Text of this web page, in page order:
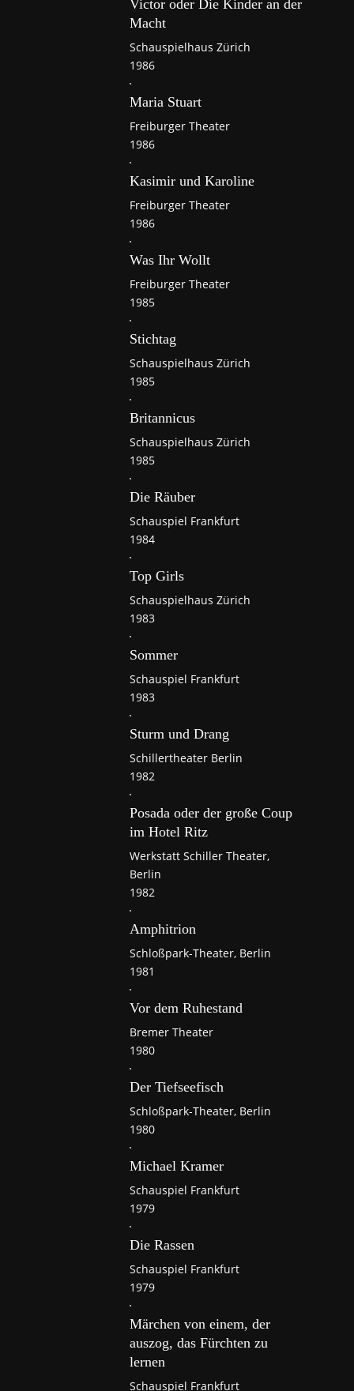
Victor oder Die Kinder an der
Macht
Schauspielhaus Zürich
1986
Maria Stuart
Freiburger Theater
1986
Kasimir und Karoline
Freiburger Theater
1986
Was Ihr Wollt
Freiburger Theater
1985
Stichtag
Schauspielhaus Zürich
1985
Britannicus
Schauspielhaus Zürich
1985
Die Räuber
Schauspiel Frankfurt
1984
Top Girls
Schauspielhaus Zürich
1983
Sommer
Schauspiel Frankfurt
1983
Sturm und Drang
Schillertheater Berlin
1982
Posada oder der große Coup
im Hotel Ritz
Werkstatt Schiller Theater,
Berlin
1982
Amphitrion
Schloßpark-Theater, Berlin
1981
Vor dem Ruhestand
Bremer Theater
1980
Der Tiefseefisch
Schloßpark-Theater, Berlin
1980
Michael Kramer
Schauspiel Frankfurt
1979
Die Rassen
Schauspiel Frankfurt
1979
Märchen von einem, der
auszog, das Fürchten zu
lernen
Schauspiel Frankfurt